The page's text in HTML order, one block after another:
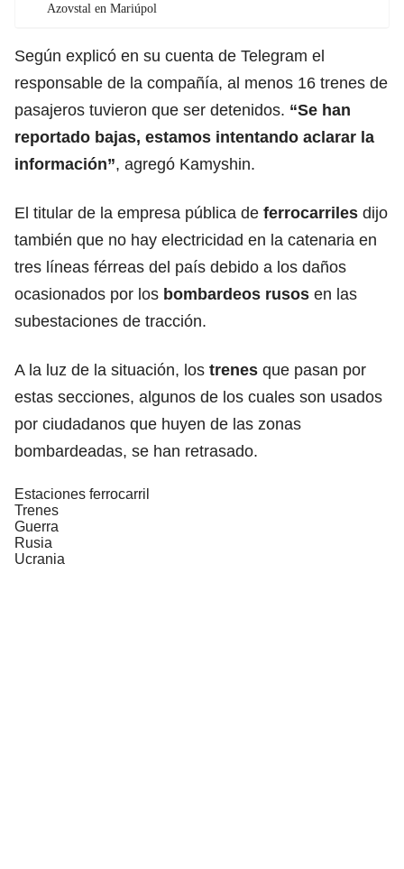
Azovstal en Mariúpol
Según explicó en su cuenta de Telegram el
responsable de la compañía, al menos 16 trenes de
pasajeros tuvieron que ser detenidos. “Se han
reportado bajas, estamos intentando aclarar la
información”, agregó Kamyshin.
El titular de la empresa pública de ferrocarriles dijo
también que no hay electricidad en la catenaria en
tres líneas férreas del país debido a los daños
ocasionados por los bombardeos rusos en las
subestaciones de tracción.
A la luz de la situación, los trenes que pasan por
estas secciones, algunos de los cuales son usados
por ciudadanos que huyen de las zonas
bombardeadas, se han retrasado.
Estaciones ferrocarril
Trenes
Guerra
Rusia
Ucrania